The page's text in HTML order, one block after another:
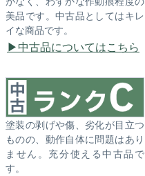
美品です。中古品としてはキレ
イな商品です。
中古品についてはこちら
塗装の剥げや傷、劣化が目立つ
ものの、動作自体に問題はあり
ません。充分使える中古品で
す。